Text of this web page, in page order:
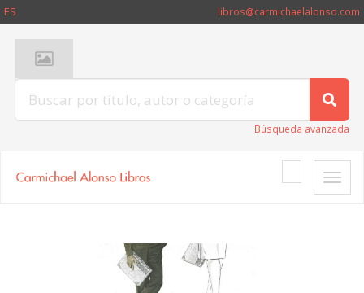
ES libros@carmichaelalonso.com
Búsqueda avanzada
Toggle